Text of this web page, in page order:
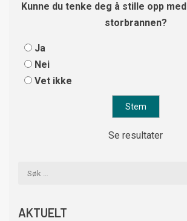
Kunne du tenke deg å stille opp
storbrannen?
Ja
Nei
Vet ikke
Se resultater
AKTUELT